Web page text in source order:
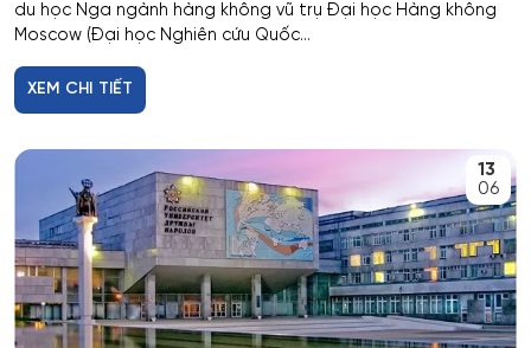
Dịch vụ
Giám sát thông minh
Giáo dục chuyên nghiệp
Giáo dục sư phạm
Giáo dục thể chất
du học Nga ngành hàng không vũ trụ Đại học Hàng không
Moscow (Đại học Nghiên cứu Quốc...
XEM CHI TIẾT
13
06